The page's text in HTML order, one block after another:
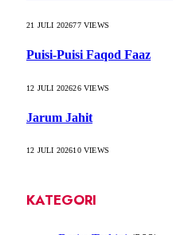
21 JULI 202677VIEWS
Puisi-Puisi Faqod Faaz
12 JULI 202626VIEWS
Jarum Jahit
12 JULI 202610VIEWS
KATEGORI